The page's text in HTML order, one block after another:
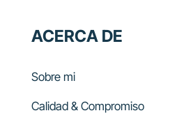
ACERCA DE
Sobre mi
Calidad & Compromiso